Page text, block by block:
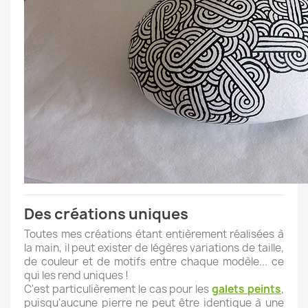
Des créations uniques
Toutes mes créations étant entièrement réalisées à
la main, il peut exister de légères variations de taille,
de couleur et de motifs entre chaque modèle... ce
qui les rend uniques !
C'est particulièrement le cas pour lesgalets peints,
puisqu'aucune pierre ne peut être identique à une